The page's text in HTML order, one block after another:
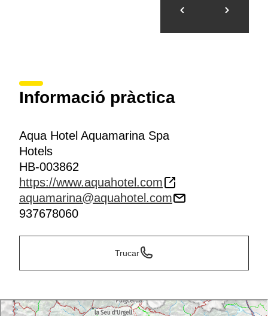
Informació pràctica
Aqua Hotel Aquamarina Spa
Hotels
HB-003862
https://www.aquahotel.com
aquamarina@aquahotel.com
937678060
Trucar